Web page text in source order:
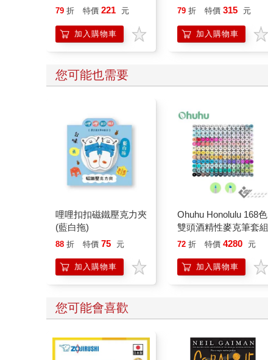
79 折 特價 221 元
加入購物車
79 折 特價 315 元
加入購物車
您可能也需要
哩哩扣扣磁鐵壓克力夾
(藍白拖)
88 折 特價 75 元
加入購物車
Ohuhu Honolulu 168色
雙頭酒精性麥克筆套組
72 折 特價 4280 元
加入購物車
您可能會喜歡